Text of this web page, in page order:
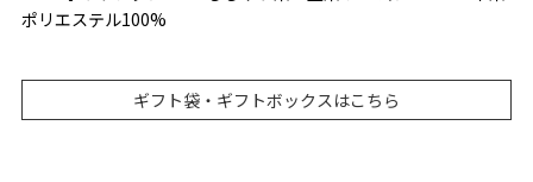
ポリエステル100%
ギフト袋・ギフトボックスはこちら